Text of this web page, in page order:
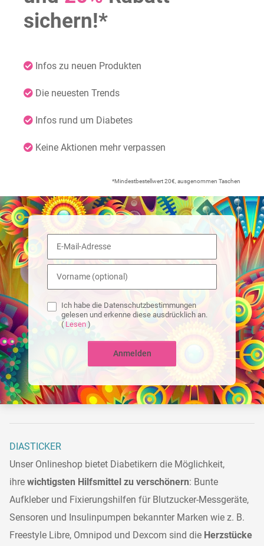
Ich habe die Datenschutzbestimmungen
gelesen und erkenne diese ausdrücklich an.
( Lesen )
Anmelden
sichern!*
Infos zu neuen Produkten
Die neuesten Trends
Infos rund um Diabetes
Keine Aktionen mehr verpassen
*Mindestbestellwert 20€, ausgenommen Taschen
DIASTICKER
Unser Onlineshop bietet Diabetikern die Möglichkeit,
ihre wichtigsten Hilfsmittel zu verschönern: Bunte
Aufkleber und Fixierungshilfen für Blutzucker-Messgeräte,
Sensoren und Insulinpumpen bekannter Marken wie z. B.
Freestyle Libre, Omnipod und Dexcom sind die Herzstücke